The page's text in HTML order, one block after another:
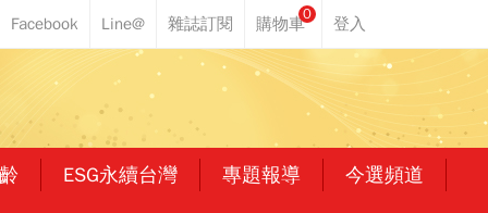
0
ESG永續台灣 專題報導 今選頻道